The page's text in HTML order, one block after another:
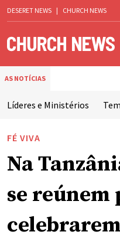
DESERET NEWS | CHURCH NEWS
AS NOTÍCIAS
Líderes e Ministérios
FÉ VIVA
Na
se reúnem